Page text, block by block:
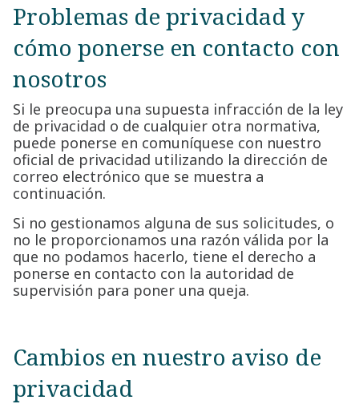
Problemas de privacidad y
cómo ponerse en contacto con
nosotros
Si le preocupa una supuesta infracción de la ley
de privacidad o de cualquier otra normativa,
puede ponerse en comuníquese con nuestro
oficial de privacidad utilizando la dirección de
correo electrónico que se muestra a
continuación.
Si no gestionamos alguna de sus solicitudes, o
no le proporcionamos una razón válida por la
que no podamos hacerlo, tiene el derecho a
ponerse en contacto con la autoridad de
supervisión para poner una queja.
Cambios en nuestro aviso de
privacidad